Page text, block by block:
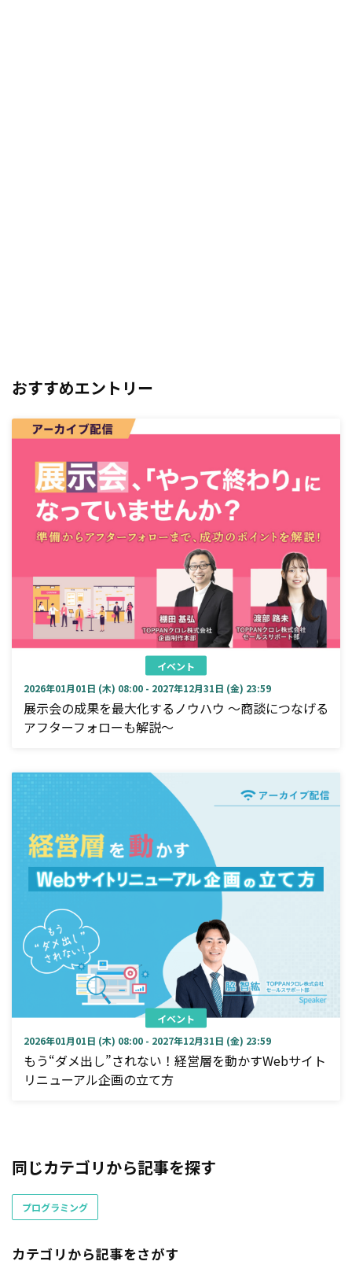
おすすめエントリー
イベント
2026年01月01日 (木) 08:00 - 2027年12月31日 (金) 23:59
展示会の成果を最大化するノウハウ ～商談につなげる
アフターフォローも解説～
イベント
2026年01月01日 (木) 08:00 - 2027年12月31日 (金) 23:59
もう“ダメ出し”されない！経営層を動かすWebサイト
リニューアル企画の立て方
同じカテゴリから記事を探す
プログラミング
カテゴリから記事をさがす